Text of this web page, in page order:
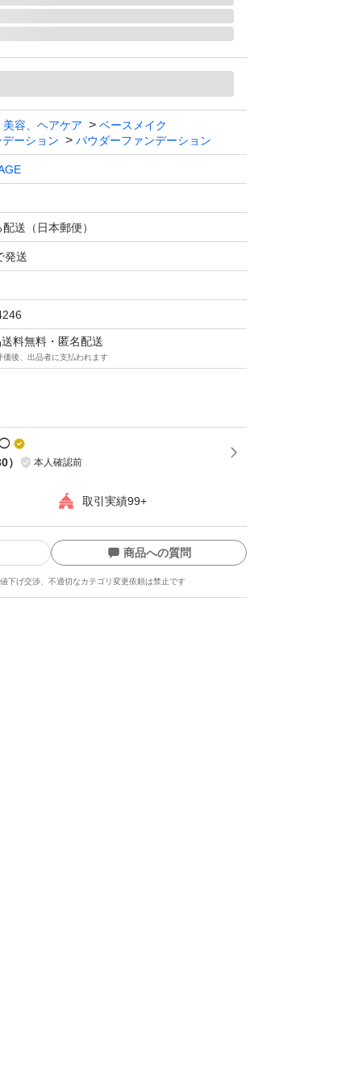
美容、ヘアケア
ベースメイク
デーション
パウダーファンデーション
送（日本郵便）
発送
料無料・匿名配送
後、出品者に支払われます
◯
） 本人確認前
取引実績99+
商品への質問
下げ交渉、不適切なカテゴリ変更依頼は禁止です